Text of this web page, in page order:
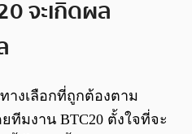
จะเกิดผล
างเลือกที่ถูกต้องตาม
ทีมงาน BTC20 ตั้งใจที่จะ